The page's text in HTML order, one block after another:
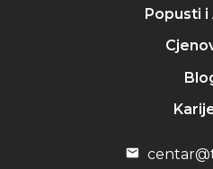
Popusti i